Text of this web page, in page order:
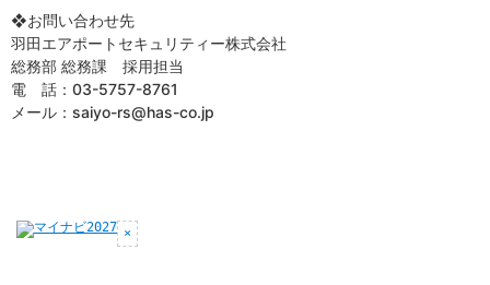
❖お問い合わせ先
羽田エアポートセキュリティー株式会社
総務部 総務課 採用担当
電 話：03-5757-8761
メール：saiyo-rs@has-co.jp